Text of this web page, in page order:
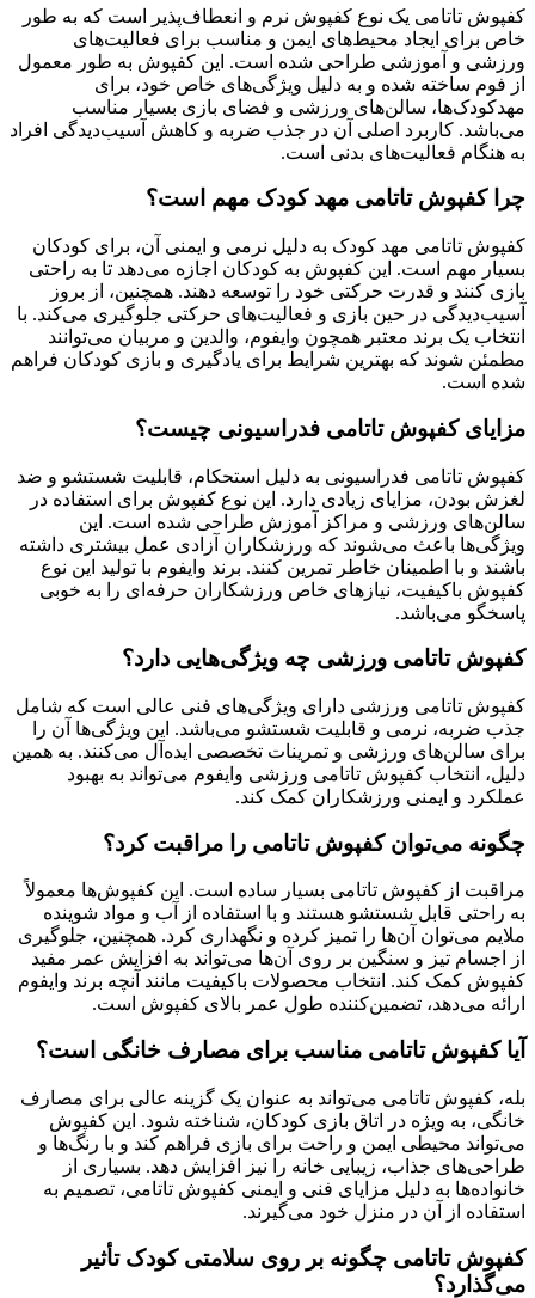
کفپوش تاتامی یک نوع کفپوش نرم و انعطاف‌پذیر است که به طور
خاص برای ایجاد محیط‌های ایمن و مناسب برای فعالیت‌های
ورزشی و آموزشی طراحی شده است. این کفپوش به طور معمول
از فوم ساخته شده و به دلیل ویژگی‌های خاص خود، برای
مهدکودک‌ها، سالن‌های ورزشی و فضای بازی بسیار مناسب
می‌باشد. کاربرد اصلی آن در جذب ضربه و کاهش آسیب‌دیدگی افراد
به هنگام فعالیت‌های بدنی است.
چرا کفپوش تاتامی مهد کودک مهم است؟
کفپوش تاتامی مهد کودک به دلیل نرمی و ایمنی آن، برای کودکان
بسیار مهم است. این کفپوش به کودکان اجازه می‌دهد تا به راحتی
بازی کنند و قدرت حرکتی خود را توسعه دهند. همچنین، از بروز
آسیب‌دیدگی در حین بازی و فعالیت‌های حرکتی جلوگیری می‌کند. با
انتخاب یک برند معتبر همچون وایفوم، والدین و مربیان می‌توانند
مطمئن شوند که بهترین شرایط برای یادگیری و بازی کودکان فراهم
شده است.
مزایای کفپوش تاتامی فدراسیونی چیست؟
کفپوش تاتامی فدراسیونی به دلیل استحکام، قابلیت شستشو و ضد
لغزش بودن، مزایای زیادی دارد. این نوع کفپوش برای استفاده در
سالن‌های ورزشی و مراکز آموزش طراحی شده است. این
ویژگی‌ها باعث می‌شوند که ورزشکاران آزادی عمل بیشتری داشته
باشند و با اطمینان خاطر تمرین کنند. برند وایفوم با تولید این نوع
کفپوش باکیفیت، نیازهای خاص ورزشکاران حرفه‌ای را به خوبی
پاسخگو می‌باشد.
کفپوش تاتامی ورزشی چه ویژگی‌هایی دارد؟
کفپوش تاتامی ورزشی دارای ویژگی‌های فنی عالی است که شامل
جذب ضربه، نرمی و قابلیت شستشو می‌باشد. این ویژگی‌ها آن را
برای سالن‌های ورزشی و تمرینات تخصصی ایده‌آل می‌کنند. به همین
دلیل، انتخاب کفپوش تاتامی ورزشی وایفوم می‌تواند به بهبود
عملکرد و ایمنی ورزشکاران کمک کند.
چگونه می‌توان کفپوش تاتامی را مراقبت کرد؟
مراقبت از کفپوش تاتامی بسیار ساده است. این کفپوش‌ها معمولاً
به راحتی قابل شستشو هستند و با استفاده از آب و مواد شوینده
ملایم می‌توان آن‌ها را تمیز کرده و نگهداری کرد. همچنین، جلوگیری
از اجسام تیز و سنگین بر روی آن‌ها می‌تواند به افزایش عمر مفید
کفپوش کمک کند. انتخاب محصولات باکیفیت مانند آنچه برند وایفوم
ارائه می‌دهد، تضمین‌کننده طول عمر بالای کفپوش است.
آیا کفپوش تاتامی مناسب برای مصارف خانگی است؟
بله، کفپوش تاتامی می‌تواند به عنوان یک گزینه عالی برای مصارف
خانگی، به ویژه در اتاق بازی کودکان، شناخته شود. این کفپوش
می‌تواند محیطی ایمن و راحت برای بازی فراهم کند و با رنگ‌ها و
طراحی‌های جذاب، زیبایی خانه را نیز افزایش دهد. بسیاری از
خانواده‌ها به دلیل مزایای فنی و ایمنی کفپوش تاتامی، تصمیم به
استفاده از آن در منزل خود می‌گیرند.
کفپوش تاتامی چگونه بر روی سلامتی کودک تأثیر
می‌گذارد؟